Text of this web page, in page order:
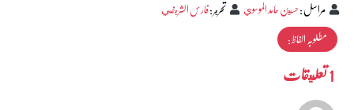
مراسل:حسين حامد الموسوي تحرير:فارس الشريفي
مطلوبہ الفاظ :
1 تعليقات